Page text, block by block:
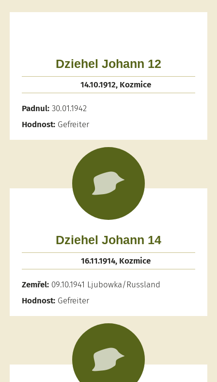
Dziehel Johann 12
14.10.1912, Kozmice
Padnul: 30.01.1942
Hodnost: Gefreiter
Dziehel Johann 14
16.11.1914, Kozmice
Zemřel: 09.10.1941 Ljubowka/Russland
Hodnost: Gefreiter